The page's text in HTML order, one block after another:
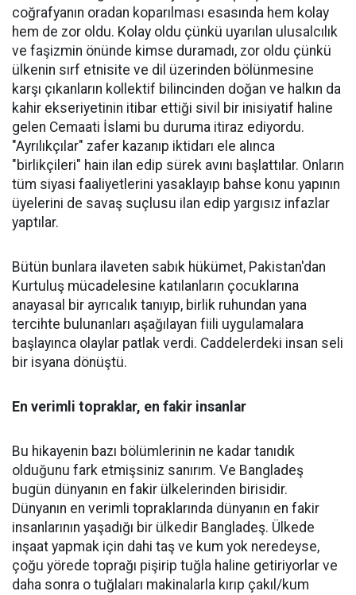
coğrafyanın oradan koparılması esasında hem kolay
hem de zor oldu. Kolay oldu çünkü uyarılan ulusalcılık
ve faşizmin önünde kimse duramadı, zor oldu çünkü
ülkenin sırf etnisite ve dil üzerinden bölünmesine
karşı çıkanların kollektif bilincinden doğan ve halkın da
kahir ekseriyetinin itibar ettiği sivil bir inisiyatif haline
gelen Cemaati İslami bu duruma itiraz ediyordu.
"Ayrılıkçılar" zafer kazanıp iktidarı ele alınca
"birlikçileri" hain ilan edip sürek avını başlattılar. Onların
tüm siyasi faaliyetlerini yasaklayıp bahse konu yapının
üyelerini de savaş suçlusu ilan edip yargısız infazlar
yaptılar.
Bütün bunlara ilaveten sabık hükümet, Pakistan'dan
Kurtuluş mücadelesine katılanların çocuklarına
anayasal bir ayrıcalık tanıyıp, birlik ruhundan yana
tercihte bulunanları aşağılayan fiili uygulamalara
başlayınca olaylar patlak verdi. Caddelerdeki insan seli
bir isyana dönüştü.
En verimli topraklar, en fakir insanlar
Bu hikayenin bazı bölümlerinin ne kadar tanıdık
olduğunu fark etmişsiniz sanırım. Ve Bangladeş
bugün dünyanın en fakir ülkelerinden birisidir.
Dünyanın en verimli topraklarında dünyanın en fakir
insanlarının yaşadığı bir ülkedir Bangladeş. Ülkede
inşaat yapmak için dahi taş ve kum yok neredeyse,
çoğu yörede toprağı pişirip tuğla haline getiriyorlar ve
daha sonra o tuğlaları makinalarla kırıp çakıl/kum